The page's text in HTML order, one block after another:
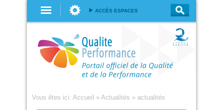
ACCÈS ESPACES
Vous êtes ici: Accueil » Actualités » actualités